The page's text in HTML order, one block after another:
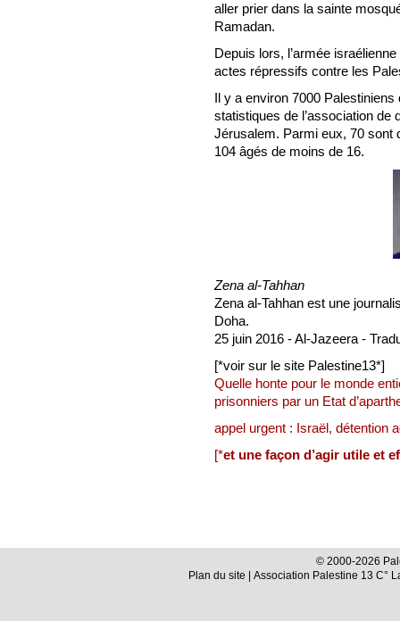
aller prier dans la sainte
Ramadan.
Depuis lors, l’armée
actes répressifs contre les
Il y a environ 7000
statistiques de l’association de
Jérusalem. Parmi eux, 70 sont
104 âgés de moins de 16.
Zena al-Tahhan
Zena al-Tahhan est une
Doha.
25 juin 2016 - Al-Jazeera -
[*voir sur le site Palestine13*]
Quelle honte pour le monde
prisonniers par un Etat
appel urgent : Israël, détention
[*et une façon d’agir utile et
© 2000-2026
Plan du site | Association Palestine 13 C°